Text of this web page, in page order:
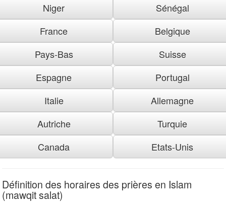
Niger
Sénégal
France
Belgique
Pays-Bas
Suisse
Espagne
Portugal
Italie
Allemagne
Autriche
Turquie
Canada
Etats-Unis
Définition des horaires des prières en Islam
(mawqit salat)